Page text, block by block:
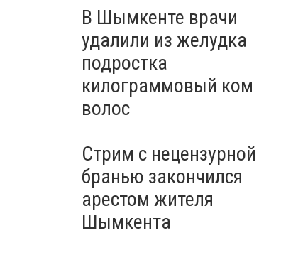
В Шымкенте врачи
удалили из желудка
подростка
килограммовый ком
волос
Стрим с нецензурной
бранью закончился
арестом жителя
Шымкента